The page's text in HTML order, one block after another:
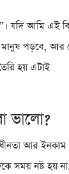
যদি আমি এই
মানুষ পড়বে,
হয় এটাই
ভালো?
আর
সময় নষ্ট হয়